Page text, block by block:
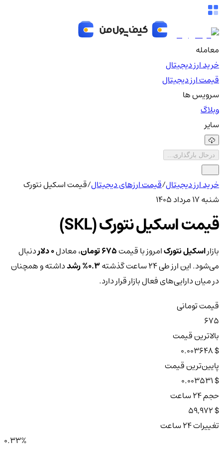
معامله
خرید ارز دیجیتال
قیمت ارز دیجیتال
سرویس ها
وبلاگ
سایر
درحال بارگذاری...
خرید ارز دیجیتال/قیمت ارزهای دیجیتال/قیمت اسکیل نتورک
شنبه ۱۷ مرداد ۱۴۰۵
قیمت اسکیل نتورک (SKL)
بازاراسکیل نتورکامروز با قیمت675 تومان ، معادل0 دلار
دنبال
می‌شود. این ارز طی ۲۴ ساعت گذشته
0.3% رشدداشته و همچنان
در میان دارایی‌های فعال بازار قرار دارد.
قیمت تومانی
675
بالاترین قیمت
$ 0.003648
پایین‌ترین قیمت
$ 0.003531
حجم ۲۴ ساعت
$ 59,972
تغییرات ۲۴ ساعت
0.33%